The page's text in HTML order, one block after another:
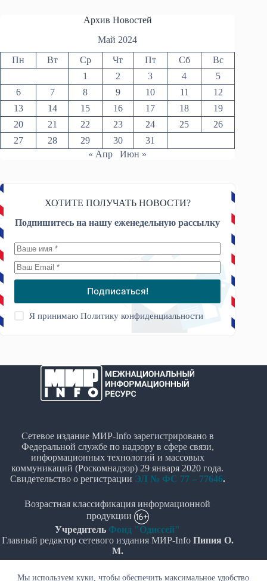
Мы используем куки, чтобы обеспечить максимальное удобство
Архив Новостей
Май 2024
Пн Вт Ср Чт Пт Сб
Вс
1
2 3 4
5
6
7 8 9 10 11
12
13
14 15 16 17 18
19
20
21 22 23 24 25
26
27
28 29 30
31
« Апр
Июн »
ХОТИТЕ ПОЛУЧАТЬ НОВОСТИ?
Подпишитесь на нашу еженедельную рассылку
Подписаться!
Я принимаюПолитику конфиденциальности
Сетевое издание МИР-Info зарегистрировано в
Федеральной службе по надзору в сфере связи,
информационных технологий и массовых
коммуникаций (Роскомнадзор) 29 января 2020 года.
Свидетельство о регистрации ЭЛ № ФС 77 – 77646.
Возрастная классификация информационной
продукции
Учредитель Фонд "Одиссей"
Главный редактор сетевого издания МИР-Info Пипия О.
М.
Политика в отношении обработки персональных